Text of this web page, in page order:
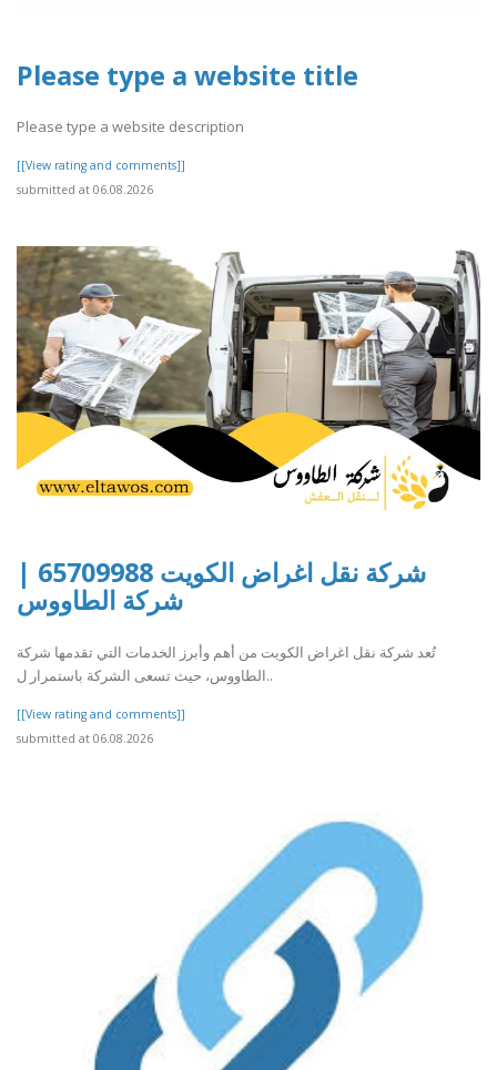
Please type a website title
Please type a website description
[[View rating and comments]]
submitted at 06.08.2026
شركة نقل اغراض الكويت 65709988 |
شركة الطاووس
تُعد شركة نقل اغراض الكويت من أهم وأبرز الخدمات التي تقدمها شركة
الطاووس، حيث تسعى الشركة باستمرار ل..
[[View rating and comments]]
submitted at 06.08.2026